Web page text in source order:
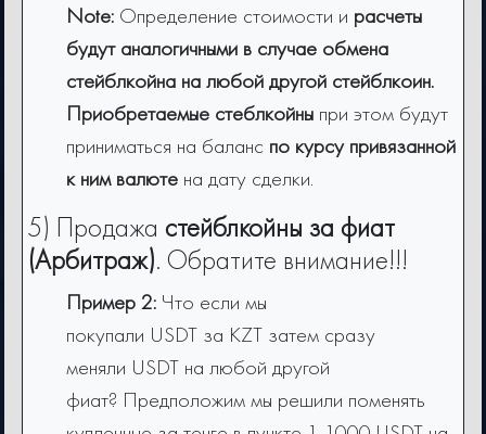
Note: Определение стоимости и расчеты
будут аналогичными в случае обмена
стейблкойна на любой другой стейблкоин.
Приобретаемые cтеблкойны при этом будут
приниматься на баланс по курсу привязанной
к ним валюте на дату сделки.
5) Продажа стейблкойны за фиат
(Арбитраж). Обратите внимание!!!
Пример 2: Что если мы
покупали USDT за KZT затем сразу
меняли USDT на любой другой
фиат? Предположим мы решили поменять